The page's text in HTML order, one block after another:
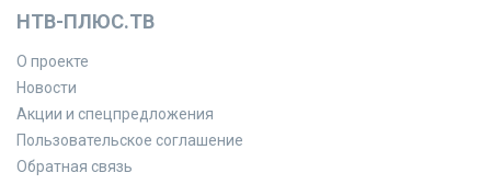
НТВ-ПЛЮС.ТВ
О проекте
Новости
Акции и спецпредложения
Пользовательское соглашение
Обратная связь